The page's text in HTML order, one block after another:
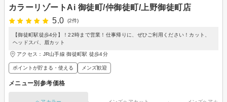
カラーリゾートAi 御徒町/仲御徒町/上野御徒町店
5.0
(2件)
【御徒町駅徒歩4分】！22時まで営業！仕事帰りに、ぜひご利用ください！カット、
ヘッドスパ、眉カット
アクセス：JR山手線 御徒町駅 徒歩4分
ポイントが貯まる・使える メンズ歓迎
メニュー別参考価格